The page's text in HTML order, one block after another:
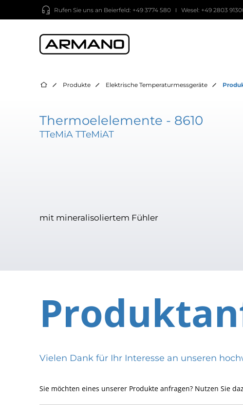
Rufen Sie uns an Beierfeld: +49 3774 580 Wesel: +49 2803
Produkte Elektrische Temperaturmessgeräte
Thermoelelemente - 8610
TTeMiA TTeMiAT
mit mineralisoliertem Fühler
Vielen Dank für Ihr Interesse an unseren
Sie möchten eines unserer Produkte anfragen? Nutzen Sie